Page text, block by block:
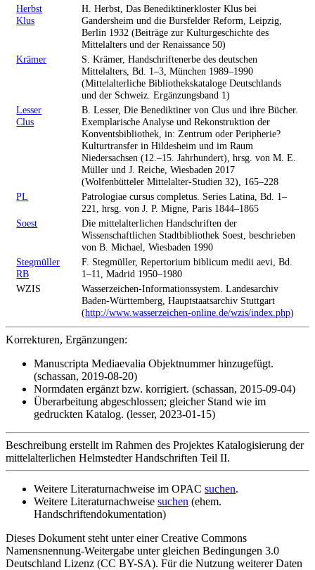
Herbst
Klus
H. Herbst, Das Benediktinerkloster Klus bei
Gandersheim und die Bursfelder Reform, Leipzig,
Berlin 1932 (Beiträge zur Kulturgeschichte des
Mittelalters und der Renaissance 50)
Krämer
S. Krämer, Handschriftenerbe des deutschen
Mittelalters, Bd. 1–3, München 1989–1990
(Mittelalterliche Bibliothekskataloge Deutschlands
und der Schweiz. Ergänzungsband 1)
Lesser
Clus
B. Lesser, Die Benediktiner von Clus und ihre Bücher.
Exemplarische Analyse und Rekonstruktion der
Konventsbibliothek, in: Zentrum oder Peripherie?
Kulturtransfer in Hildesheim und im Raum
Niedersachsen (12.–15. Jahrhundert), hrsg. von M. E.
Müller und J. Reiche, Wiesbaden 2017
(Wolfenbütteler Mittelalter-Studien 32), 165–228
PL
Patrologiae cursus completus. Series Latina, Bd. 1–
221, hrsg. von J. P. Migne, Paris 1844–1865
Soest
Die mittelalterlichen Handschriften der
Wissenschaftlichen Stadtbibliothek Soest, beschrieben
von B. Michael, Wiesbaden 1990
Stegmüller
RB
F. Stegmüller, Repertorium biblicum medii aevi, Bd.
1–11, Madrid 1950–1980
WZIS
Wasserzeichen-Informationssystem. Landesarchiv
Baden-Württemberg, Hauptstaatsarchiv Stuttgart
(http://www.wasserzeichen-online.de/wzis/index.php)
Korrekturen, Ergänzungen:
Manuscripta Mediaevalia Objektnummer hinzugefügt.
(schassan, 2019-08-20)
Normdaten ergänzt bzw. korrigiert. (schassan, 2015-09-04)
Überarbeitung abgeschlossen; gleicher Stand wie im
gedruckten Katalog. (lesser, 2023-01-15)
Beschreibung erstellt im Rahmen des Projektes Katalogisierung der
mittelalterlichen Helmstedter Handschriften Teil II.
Weitere Literaturnachweise im OPAC suchen.
Weitere Literaturnachweise suchen (ehem.
Handschriftendokumentation)
Dieses Dokument steht unter einer Creative Commons
Namensnennung-Weitergabe unter gleichen Bedingungen 3.0
Deutschland Lizenz (CC BY-SA). Für die Nutzung weiterer Daten